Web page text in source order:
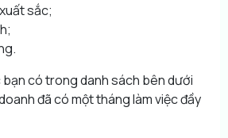
sắc;
có trong danh sách bên dưới
đã có một tháng làm việc đầy